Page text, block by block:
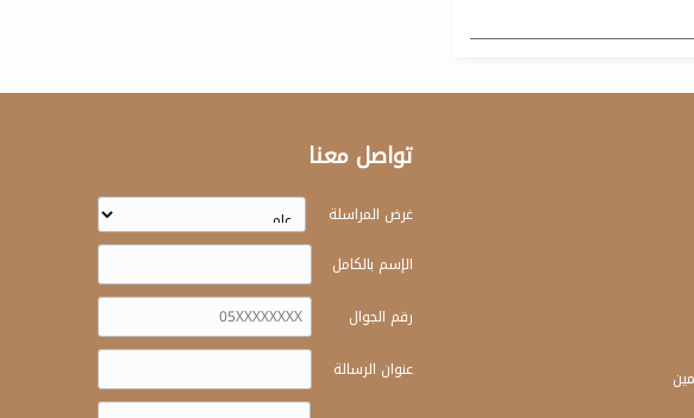
تواصل معنا
غرض المراسلة
الإسم بالكامل
رقم الجوال
عنوان الرسالة